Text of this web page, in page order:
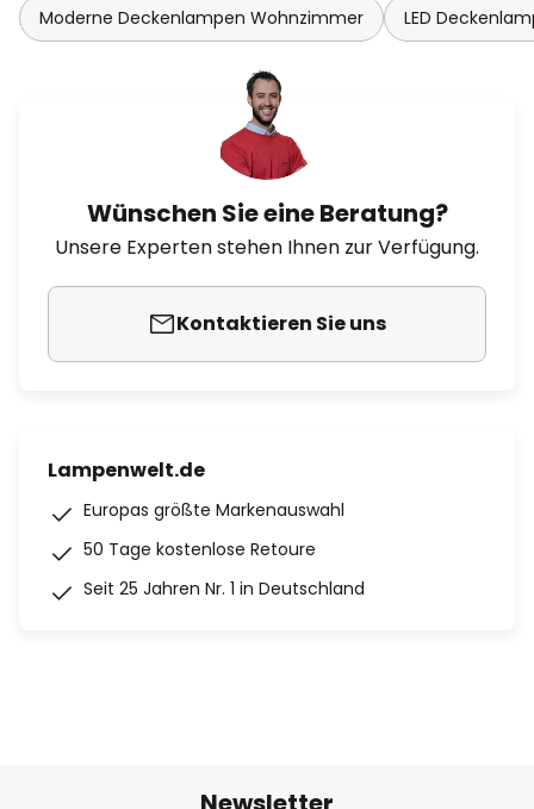
Moderne Deckenlampen Wohnzimmer LED
Wünschen Sie eine Beratung?
Unsere Experten stehen Ihnen zur Verfügung.
Kontaktieren Sie uns
Lampenwelt.de
Europas größte Markenauswahl
50 Tage kostenlose Retoure
Seit 25 Jahren Nr. 1 in Deutschland